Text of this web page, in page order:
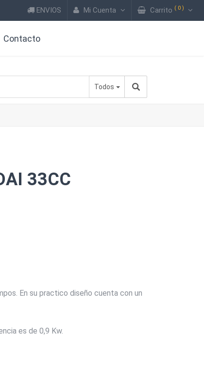
ENVIOS Mi Cuenta Carrito ( 0 )
Contacto
Todos
33CC
En su practico diseño cuenta con un
es de 0,9 Kw.